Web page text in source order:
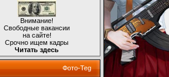
Внимание!
Свободные вакансии
на сайте!
Срочно ищем кадры
Читать здесь
Фото-Teg